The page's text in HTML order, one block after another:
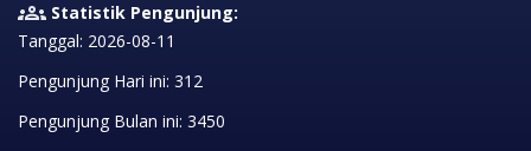
Statistik Pengunjung:
Tanggal: 2026-08-11
Pengunjung Hari ini: 312
Pengunjung Bulan ini: 3450